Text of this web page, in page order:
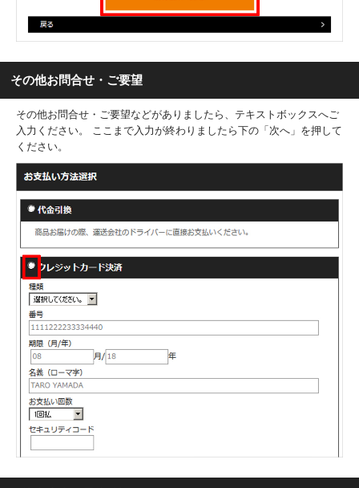
その他お問合せ・ご要望
その他お問合せ・ご要望などがありましたら、テキストボックスへご
入力ください。 ここまで入力が終わりましたら下の「次へ」を押して
ください。